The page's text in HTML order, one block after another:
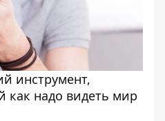
инструмент,
как надо видеть мир